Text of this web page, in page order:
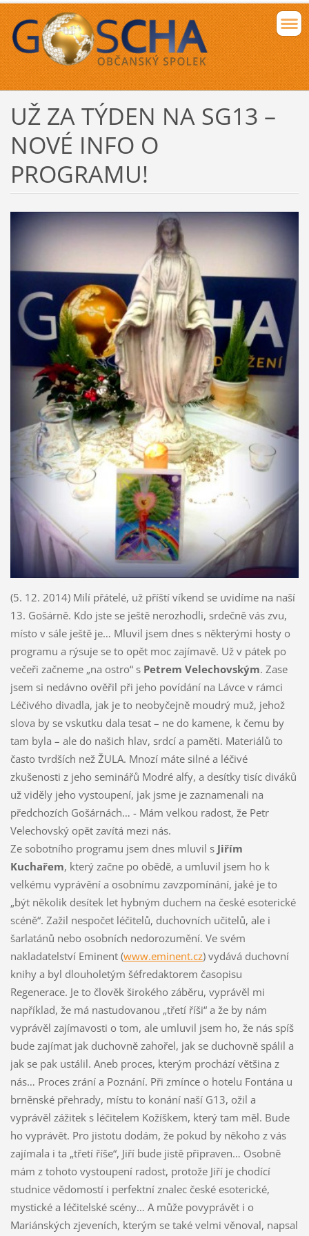
UŽ ZA TÝDEN NA SG13 –
NOVÉ INFO O
PROGRAMU!
(5. 12. 2014) Milí přátelé, už příští víkend se uvidíme na naší
13. Gošárně. Kdo jste se ještě nerozhodli, srdečně vás zvu,
místo v sále ještě je… Mluvil jsem dnes s některými hosty o
programu a rýsuje se to opět moc zajímavě. Už v pátek po
večeři začneme „na ostro“ s Petrem Velechovským. Zase
jsem si nedávno ověřil při jeho povídání na Lávce v rámci
Léčivého divadla, jak je to neobyčejně moudrý muž, jehož
slova by se vskutku dala tesat – ne do kamene, k čemu by
tam byla – ale do našich hlav, srdcí a paměti. Materiálů to
často tvrdších než ŽULA. Mnozí máte silné a léčivé
zkušenosti z jeho seminářů Modré alfy, a desítky tisíc diváků
už viděly jeho vystoupení, jak jsme je zaznamenali na
předchozích Gošárnách… - Mám velkou radost, že Petr
Velechovský opět zavítá mezi nás.
Ze sobotního programu jsem dnes mluvil s Jiřím
Kuchařem, který začne po obědě, a umluvil jsem ho k
velkému vyprávění a osobnímu zavzpomínání, jaké je to
„být několik desítek let hybným duchem na české esoterické
scéně“. Zažil nespočet léčitelů, duchovních učitelů, ale i
šarlatánů nebo osobních nedorozumění. Ve svém
nakladatelství Eminent (www.eminent.cz) vydává duchovní
knihy a byl dlouholetým šéfredaktorem časopisu
Regenerace. Je to člověk širokého záběru, vyprávěl mi
například, že má nastudovanou „třetí říši“ a že by nám
vyprávěl zajímavosti o tom, ale umluvil jsem ho, že nás spíš
bude zajímat jak duchovně zahořel, jak se duchovně spálil a
jak se pak ustálil. Aneb proces, kterým prochází většina z
nás… Proces zrání a Poznání. Při zmínce o hotelu Fontána u
brněnské přehrady, místu to konání naší G13, ožil a
vyprávěl zážitek s léčitelem Kožíškem, který tam měl. Bude
ho vyprávět. Pro jistotu dodám, že pokud by někoho z vás
zajímala i ta „třetí říše“, Jiří bude jistě připraven… Osobně
mám z tohoto vystoupení radost, protože Jiří je chodící
studnice vědomostí i perfektní znalec české esoterické,
mystické a léčitelské scény… A může povyprávět i o
Mariánských zjeveních, kterým se také velmi věnoval, napsal